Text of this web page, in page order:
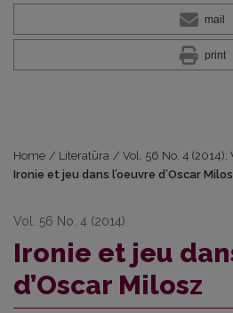
mail
print
Home / Literatūra / Vol. 56 No. 4
Ironie et jeu dans l’oeuvre d’Oscar
Vol. 56 No. 4 (2014)
Ironie et jeu
d’Oscar Milosz